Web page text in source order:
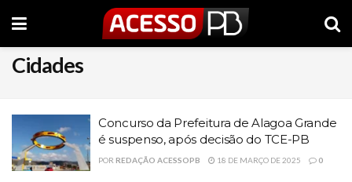
Cidades
Concurso da Prefeitura de Alagoa Grande
é suspenso, após decisão do TCE-PB
POR REDAÇÃO ACESSOPB 18 DE MARÇO DE 2025 0